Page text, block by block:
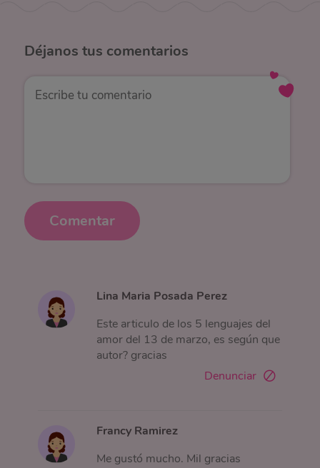
Déjanos tus comentarios
Comentar
Lina Maria Posada Perez
Este articulo de los 5 lenguajes del
amor del 13 de marzo, es según que
autor? gracias
Denunciar
Francy Ramirez
Me gustó mucho. Mil gracias